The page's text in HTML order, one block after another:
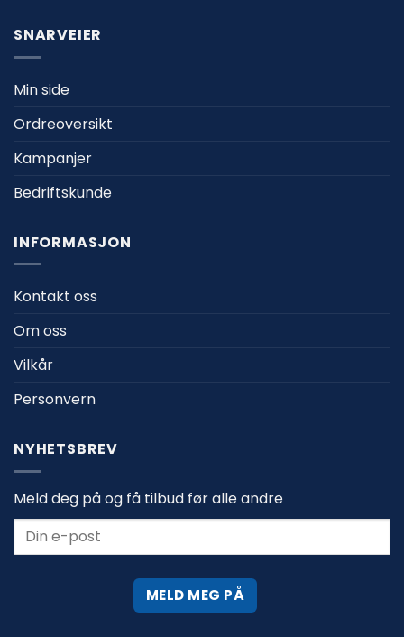
SNARVEIER
Min side
Ordreoversikt
Kampanjer
Bedriftskunde
INFORMASJON
Kontakt oss
Om oss
Vilkår
Personvern
NYHETSBREV
Meld deg på og få tilbud før alle andre
MELD MEG PÅ